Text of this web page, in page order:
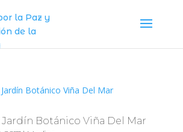
Jardín Botánico Viña Del Mar